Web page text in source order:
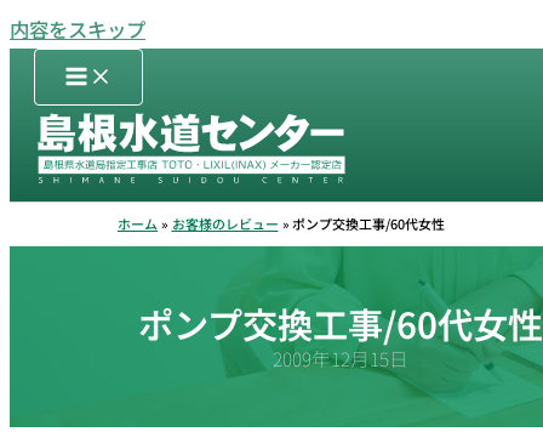
内容をスキップ
ホーム お客様のレビュー ポンプ交換工事/60代女性
ポンプ交換工事/60代女性
2009年12月15日